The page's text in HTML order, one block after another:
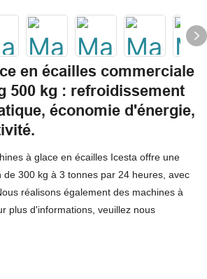
en écailles commerciale
500 kg : refroidissement
économie d'énergie,
à glace en écailles Icesta offre une
de 300 kg à 3 tonnes par 24 heures, avec
réalisons également des machines à
plus d'informations, veuillez nous